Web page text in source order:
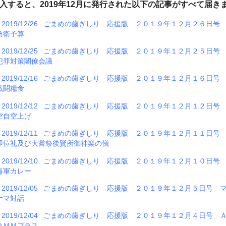
すると、2019年12月に発行された以下の記事がすべて届き
2019/12/26
ごまめの歯ぎしり 応援版 ２０１９年１２月２６日号
衛予算
2019/12/25
ごまめの歯ぎしり 応援版 ２０１９年１２月２５日号
罪対策閣僚会議
2019/12/16
ごまめの歯ぎしり 応援版 ２０１９年１２月１６日号
闘糧食
2019/12/12
ごまめの歯ぎしり 応援版 ２０１９年１２月１２日号
自空上げ
2019/12/11
ごまめの歯ぎしり 応援版 ２０１９年１２月１１日号
位礼及び大嘗祭後賢所御神楽の儀
2019/12/10
ごまめの歯ぎしり 応援版 ２０１９年１２月１０日号
軍カレー
2019/12/05
ごまめの歯ぎしり 応援版 ２０１９年１２月５日号 マ
マ対話
2019/12/04
ごまめの歯ぎしり 応援版 ２０１９年１２月４日号 Ａ